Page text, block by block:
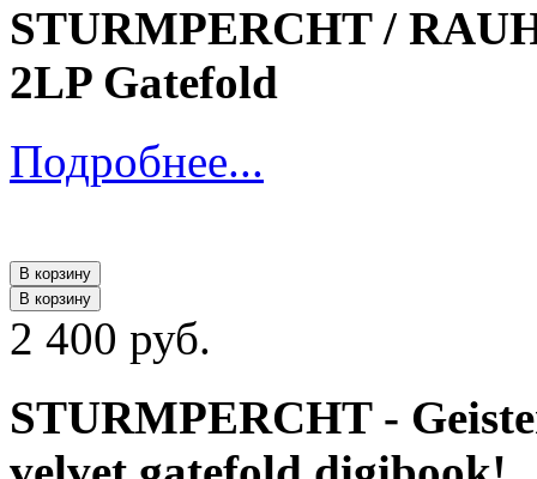
STURMPERCHT /
2LP Gatefold
Подробнее...
В корзину
В корзину
2 400 руб.
STURMPERCHT -